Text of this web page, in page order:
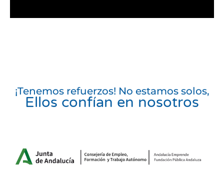
¡Tenemos refuerzos! No estamos solos,
Ellos confían en nosotros